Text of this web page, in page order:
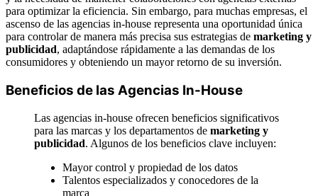
para optimizar la eficiencia. Sin embargo, para muchas empresas, el
ascenso de las agencias in-house representa una oportunidad única
para controlar de manera más precisa sus estrategias de marketing y
publicidad, adaptándose rápidamente a las demandas de los
consumidores y obteniendo un mayor retorno de su inversión.
Beneficios de las Agencias In-House
Las agencias in-house ofrecen beneficios significativos
para las marcas y los departamentos de marketing y
publicidad. Algunos de los beneficios clave incluyen:
Mayor control y propiedad de los datos
Talentos especializados y conocedores de la
marca